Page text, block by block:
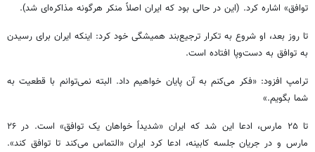
توافق» اشاره کرد. (این در حالی بود که ایران اصلاً منکر هرگونه مذاکره‌ای شد).
تا روز بعد، او شروع به تکرار ترجیع‌بند همیشگی خود کرد: اینکه ایران برای رسیدن
به توافق به دست‌وپا افتاده است.
ترامپ افزود: «فکر می‌کنم به آن پایان خواهیم داد. البته نمی‌توانم با قطعیت به
شما بگویم.»
تا ۲۵ مارس، ادعا این شد که ایران «شدیداً خواهان یک توافق» است. در ۲۶
مارس و در جریان جلسه کابینه، ادعا کرد ایران «التماس می‌کند تا توافق کند».